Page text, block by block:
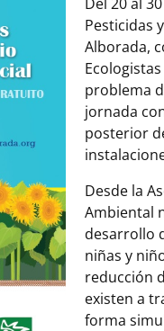
Pesticidas
Alborada,
problema
jornada
posterior
Desde la
Ambiental
desarrollo
niñas y
reducción
existen a
forma